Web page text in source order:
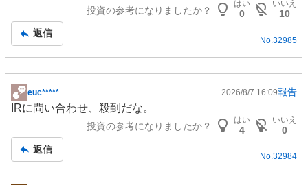
事
投資の参考になりましたか？
はい
0
いいえ
10
返信
No. 32985
掲
示
事
euc***** 2026/8/7 16:09報告
IRに問い合わせ、殺到だな。
投資の参考になりましたか？
はい
4
いいえ
0
返信
No.32984